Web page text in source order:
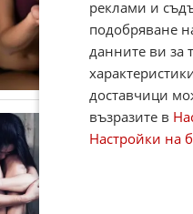
10
Близо
реклами и
подобряване
данните ви за
доставчици
възразите в
Настройки на